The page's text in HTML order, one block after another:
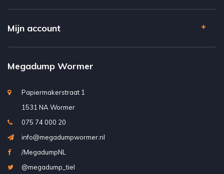
Mijn account
Megadump Wormer
Papiermakerstraat 1
1531 NA Wormer
075 74 000 20
info@megadumpwormer.nl
/MegadumpNL
@megadump_tiel